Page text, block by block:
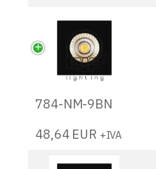
784-NM-9BN
48,64 EUR +IVA